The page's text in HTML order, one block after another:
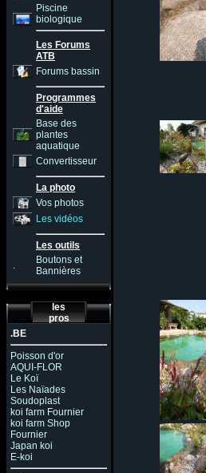
Piscine
biologique
Les Forums
ATB
Forums bassin
Programmes
d'aide
Base des
plantes
aquatique
Convertisseur
La photo
Vos photos
Les vidéos
Les outils
.
Boutons et
Bannières
les
pros
.BE
Poisson d'or
AQUI-FLOR
Le Koï
Les Naïades
Soudoplast
koi farm Fournier
koi farm Shop
Fournier
Japan koi
E-koi